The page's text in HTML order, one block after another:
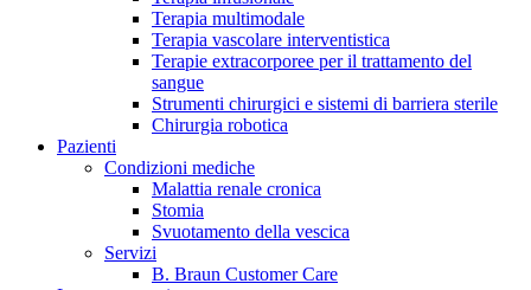
Terapia multimodale
Terapia vascolare interventistica
Terapie extracorporee per il trattamento del
sangue
Strumenti chirurgici e sistemi di barriera sterile
Chirurgia robotica
Pazienti
Condizioni mediche
Malattia renale cronica
Stomia
Svuotamento della vescica
Servizi
B. Braun Customer Care